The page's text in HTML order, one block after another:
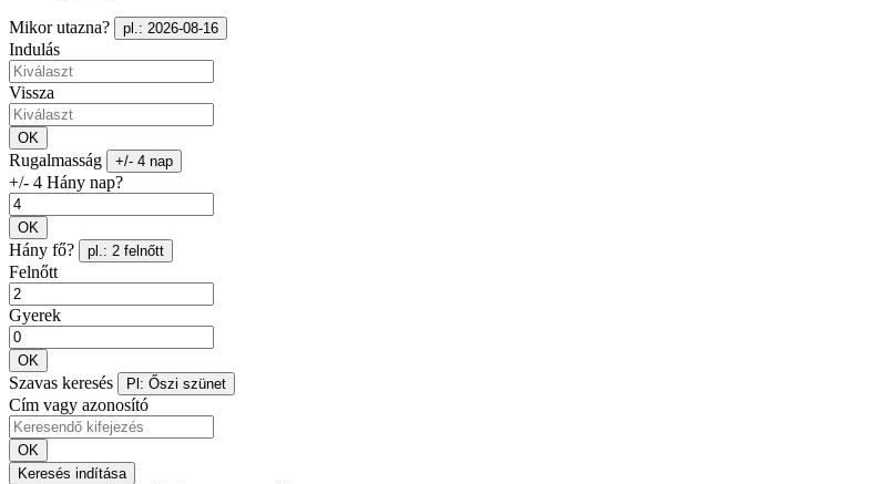
Mikor utazna? pl.: 2026-08-16
Indulás
Vissza
OK
Rugalmasság +/- 4 nap
+/- 4 Hány nap?
OK
Hány fő? pl.: 2 felnőtt
Felnőtt
Gyerek
OK
Szavas keresés Pl: Őszi szünet
Cím vagy azonosító
OK
Keresés indítása